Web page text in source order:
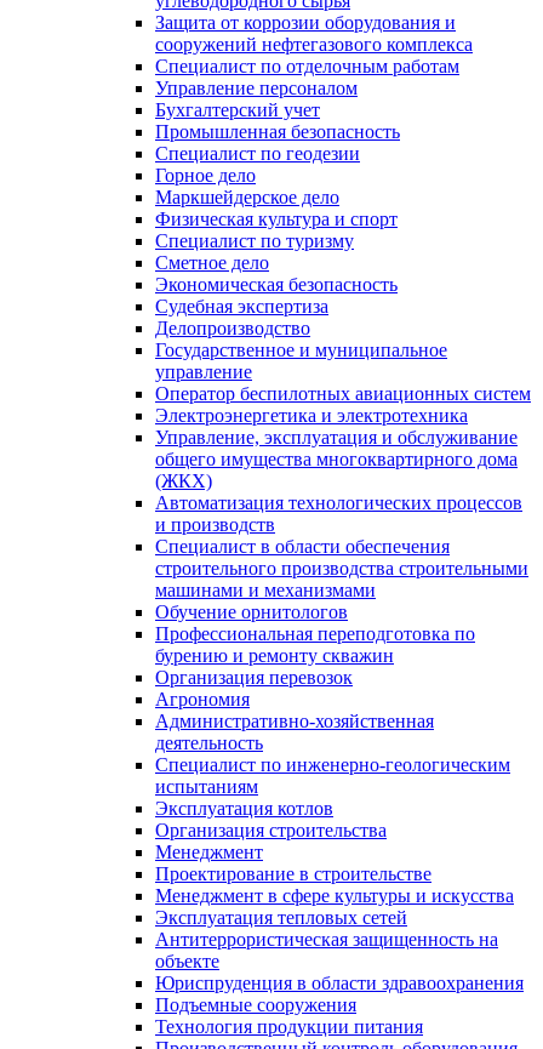
Защита от коррозии оборудования и
сооружений нефтегазового комплекса
Специалист по отделочным работам
Управление персоналом
Бухгалтерский учет
Промышленная безопасность
Специалист по геодезии
Горное дело
Маркшейдерское дело
Физическая культура и спорт
Специалист по туризму
Сметное дело
Экономическая безопасность
Судебная экспертиза
Делопроизводство
Государственное и муниципальное
управление
Оператор беспилотных авиационных систем
Электроэнергетика и электротехника
Управление, эксплуатация и обслуживание
общего имущества многоквартирного дома
(ЖКХ)
Автоматизация технологических процессов
и производств
Специалист в области обеспечения
строительного производства строительными
машинами и механизмами
Обучение орнитологов
Профессиональная переподготовка по
бурению и ремонту скважин
Организация перевозок
Агрономия
Административно-хозяйственная
деятельность
Специалист по инженерно-геологическим
испытаниям
Эксплуатация котлов
Организация строительства
Менеджмент
Проектирование в строительстве
Менеджмент в сфере культуры и искусства
Эксплуатация тепловых сетей
Антитеррористическая защищенность на
объекте
Юриспруденция в области здравоохранения
Подъемные сооружения
Технология продукции питания